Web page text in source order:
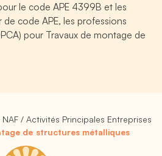
le code APE 4399B et les
code APE, les professions
pour Travaux de montage de
/ Activités Principales Entreprises
de structures métalliques